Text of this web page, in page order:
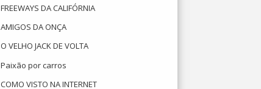
FREEWAYS DA CALIFÓRNIA
AMIGOS DA ONÇA
O VELHO JACK DE VOLTA
Paixão por carros
COMO VISTO NA INTERNET